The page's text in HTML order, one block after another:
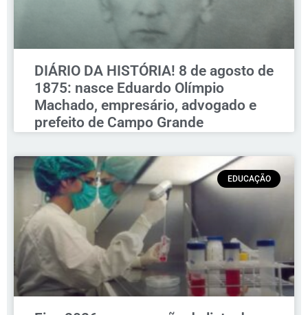
DIÁRIO DA HISTÓRIA! 8 de agosto de
1875: nasce Eduardo Olímpio
Machado, empresário, advogado e
prefeito de Campo Grande
EDUCAÇÃO